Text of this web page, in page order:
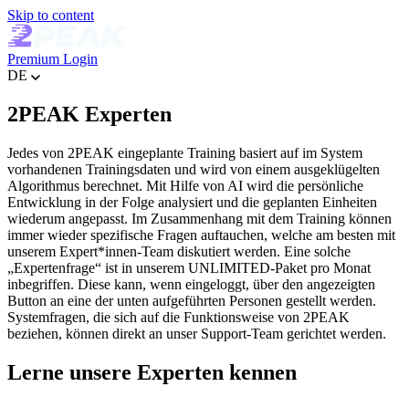
Skip to content
Premium Login
DE
2PEAK Experten
Jedes von 2PEAK eingeplante Training basiert auf im System
vorhandenen Trainingsdaten und wird von einem ausgeklügelten
Algorithmus berechnet. Mit Hilfe von AI wird die persönliche
Entwicklung in der Folge analysiert und die geplanten Einheiten
wiederum angepasst. Im Zusammenhang mit dem Training können
immer wieder spezifische Fragen auftauchen, welche am besten mit
unserem Expert*innen-Team diskutiert werden. Eine solche
„Expertenfrage“ ist in unserem UNLIMITED-Paket pro Monat
inbegriffen. Diese kann, wenn eingeloggt, über den angezeigten
Button an eine der unten aufgeführten Personen gestellt werden.
Systemfragen, die sich auf die Funktionsweise von 2PEAK
beziehen, können direkt an unser Support-Team gerichtet werden.
Lerne unsere Experten kennen